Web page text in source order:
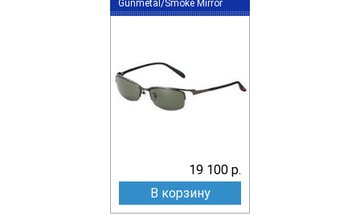
Gunmetal/Smoke Mirror
19 100 р.
В корзину